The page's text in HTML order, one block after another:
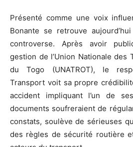
Présenté comme une voix
Bonante se retrouve
controverse. Après avoir
gestion de l’Union Nationale des
du Togo (UNATROT), le
Transport voit sa propre
accident impliquant l’un de
documents soufreraient de
constats, soulève de sérieuses
des règles de sécurité routière